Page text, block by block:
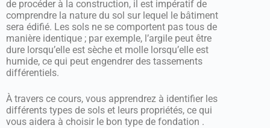
de procéder à la construction, il est impératif de
comprendre la nature du sol sur lequel le bâtiment
sera édifié. Les sols ne se comportent pas tous de
manière identique ; par exemple, l’argile peut être
dure lorsqu’elle est sèche et molle lorsqu’elle est
humide, ce qui peut engendrer des tassements
différentiels.
À travers ce cours, vous apprendrez à identifier les
différents types de sols et leurs propriétés, ce qui
vous aidera à choisir le bon type de fondation .